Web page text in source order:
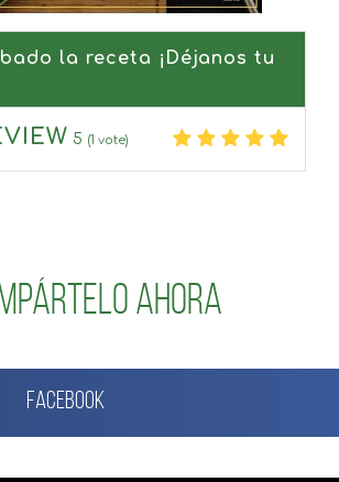
la receta ¡Déjanos tu
5 (1 vote)
ahora
Facebook